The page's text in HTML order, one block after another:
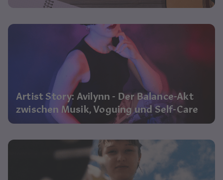
Artist Story: Avilynn - Der Balance-Akt
zwischen Musik, Voguing und Self-Care